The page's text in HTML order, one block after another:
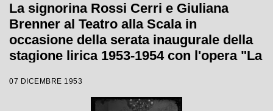
La signorina Rossi Cerri e Giuliana
Brenner al Teatro alla Scala in
occasione della serata inaugurale della
stagione lirica 1953-1954 con l'opera "La
Carlo Maria Giulini, con la regia di
Tatiana Pavlova
07 DICEMBRE 1953